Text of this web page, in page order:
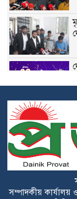
সম্পাদকীয় কার্যালয়